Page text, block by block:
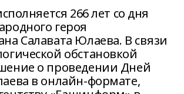
266 лет со дня
героя
Салавата Юлаева. В связи
обстановкой
о проведении Дней
в онлайн-формате,